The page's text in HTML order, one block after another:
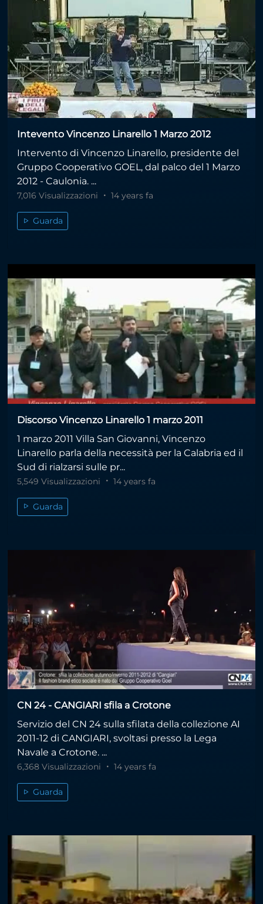
Intevento Vincenzo Linarello 1 Marzo 2012
Intervento di Vincenzo Linarello, presidente del
Gruppo Cooperativo GOEL, dal palco del 1 Marzo
2012 - Caulonia. ...
7,016 Visualizzazioni 14 years fa
Guarda
Discorso Vincenzo Linarello 1 marzo 2011
1 marzo 2011 Villa San Giovanni, Vincenzo
Linarello parla della necessità per la Calabria ed il
Sud di rialzarsi sulle pr...
5,549 Visualizzazioni 14 years fa
Guarda
CN 24 - CANGIARI sfila a Crotone
Servizio del CN 24 sulla sfilata della collezione AI
2011-12 di CANGIARI, svoltasi presso la Lega
Navale a Crotone. ...
6,368 Visualizzazioni 14 years fa
Guarda